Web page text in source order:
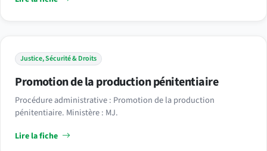
Justice, Sécurité & Droits
Promotion de la production pénitentiaire
Procédure administrative : Promotion de la production
pénitentiaire. Ministère : MJ.
Lire la fiche